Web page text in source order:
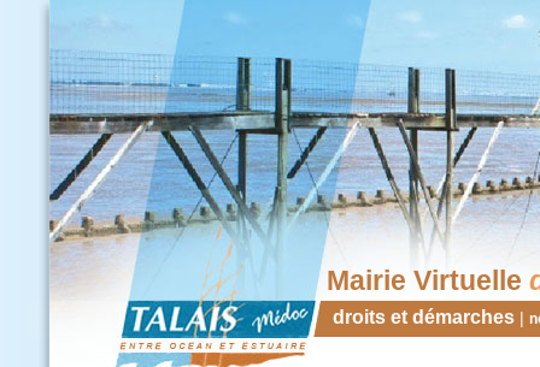
Mairie Virtuelle
droits et démarches |